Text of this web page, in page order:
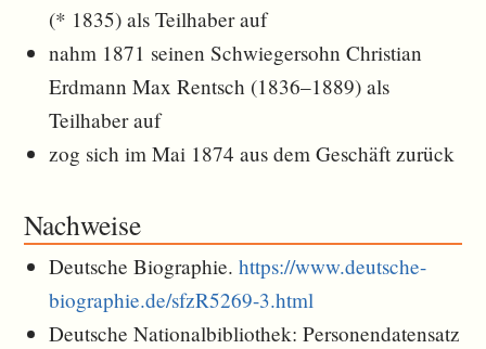
(* 1835) als Teilhaber auf
nahm 1871 seinen Schwiegersohn Christian
Erdmann Max Rentsch (1836–1889) als
Teilhaber auf
zog sich im Mai 1874 aus dem Geschäft zurück
Nachweise
Deutsche Biographie.https://www.deutsche-
biographie.de/sfzR5269-3.html
Deutsche Nationalbibliothek: Personendatensatz